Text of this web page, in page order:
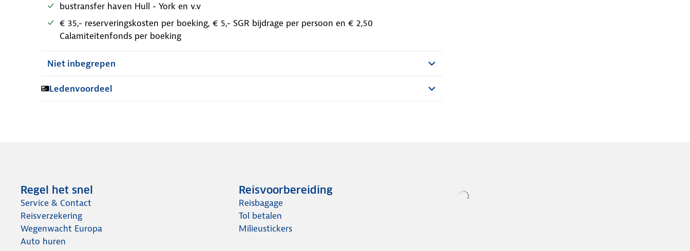
bustransfer haven Hull - York en v.v
€ 35,- reserveringskosten per boeking, € 5,- SGR bijdrage per persoon en € 2,50
Calamiteitenfonds per boeking
Niet inbegrepen
Ledenvoordeel
Regel het snel
Service & Contact
Reisverzekering
Wegenwacht Europa
Auto huren
Reisvoorbereiding
Reisbagage
Tol betalen
Milieustickers